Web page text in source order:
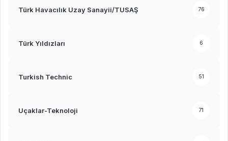
Türk Havacılık Uzay Sanayii/TUSAŞ 76
Türk Yıldızları 6
Turkish Technic 51
Uçaklar-Teknoloji 71